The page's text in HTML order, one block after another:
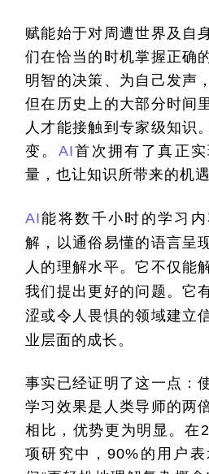
赋能始于对周遭世界及自
们在恰当的时机掌握正确
明智的决策、为自己发声
但在历史上的大部分时间
人才能接触到专家级知识
变。 AI首次拥有了真正
量，也让知识所带来的机
AI能将数千小时的学习
解，以通俗易懂的语言呈
人的理解水平。它不仅能
我们提出更好的问题。它
涩或令人畏惧的领域建立
业层面的成长。
事实已经证明了这一点：
学习效果是人类导师的两
相比，优势更为明显。在
项研究中，90% 的用户表